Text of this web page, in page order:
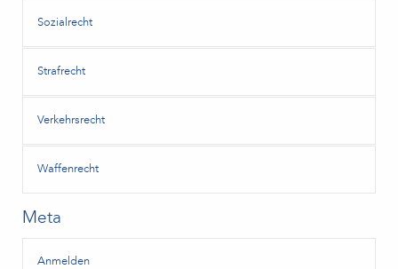
Sozialrecht
Strafrecht
Verkehrsrecht
Waffenrecht
Meta
Anmelden